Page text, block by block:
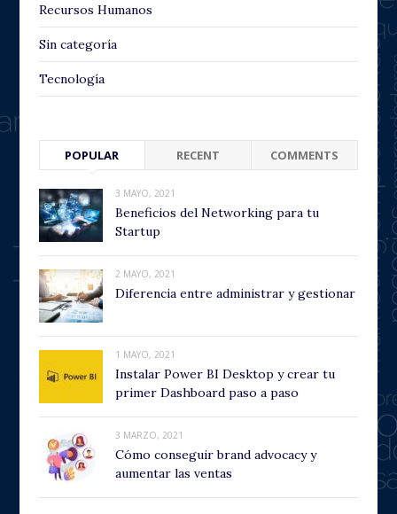
Recursos Humanos
Sin categoría
Tecnología
POPULAR RECENT COMMENTS
3 MAYO, 2021
Beneficios del Networking para tu
Startup
2 MAYO, 2021
Diferencia entre administrar y gestionar
1 MAYO, 2021
Instalar Power BI Desktop y crear tu
primer Dashboard paso a paso
3 MARZO, 2021
Cómo conseguir brand advocacy y
aumentar las ventas